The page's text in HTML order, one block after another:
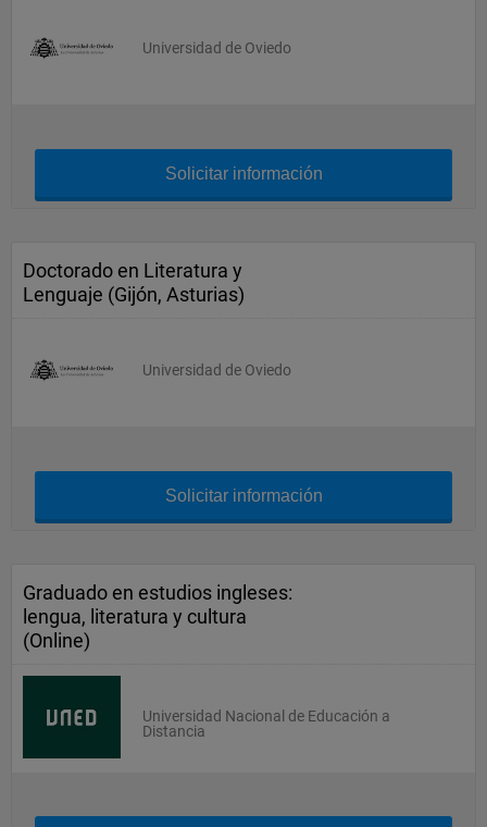
Universidad de Oviedo
Solicitar información
Doctorado en Literatura y
Lenguaje (Gijón, Asturias)
Universidad de Oviedo
Solicitar información
Graduado en estudios ingleses:
lengua, literatura y cultura
(Online)
Universidad Nacional de Educación a
Distancia